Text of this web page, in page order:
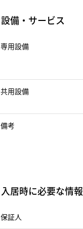
設備・サービス
専用設備
共用設備
備考
入居時に必要な情報
保証人